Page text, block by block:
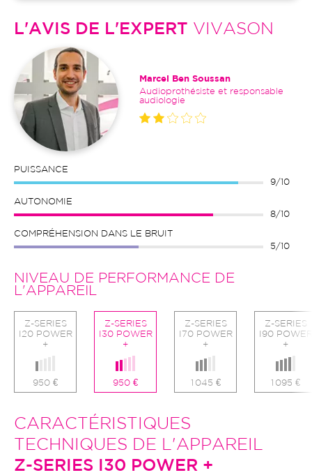
L'AVIS DE L'EXPERT VIVASON
Marcel Ben Soussan
Audioprothésiste et responsable
audiologie
PUISSANCE
9/10
AUTONOMIE
8/10
COMPRÉHENSION DANS LE BRUIT
5/10
NIVEAU DE PERFORMANCE DE
L'APPAREIL
Z-SERIES
I20 POWER
+
950 €
Z-SERIES
I30 POWER
+
950 €
Z-SERIES
I70 POWER
+
1 045 €
Z-SERIES
I90 POWER
+
1 095 €
CARACTÉRISTIQUES
TECHNIQUES DE L'APPAREIL
Z-SERIES I30 POWER +